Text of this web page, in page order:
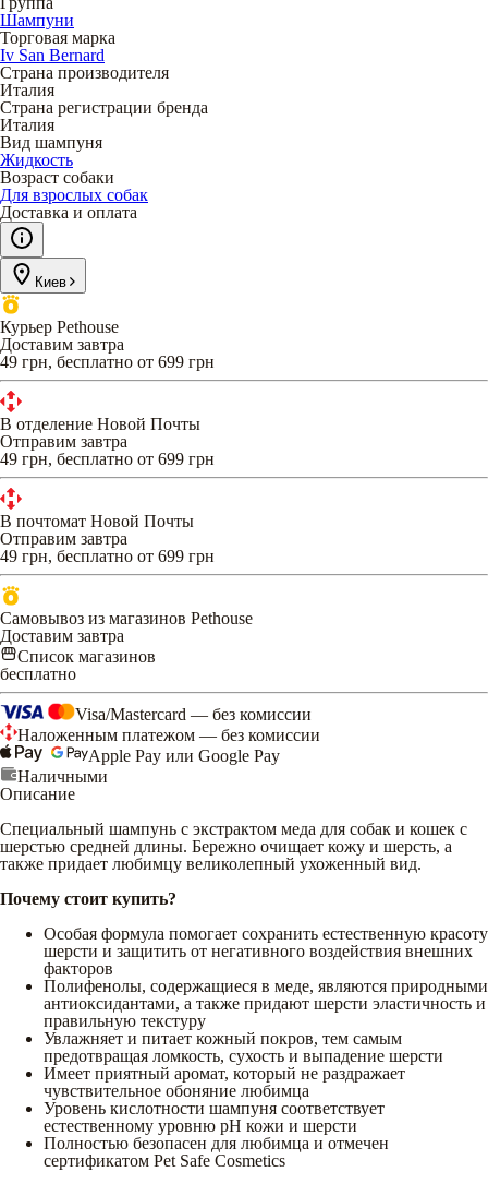
Шампуни
Торговая марка
Iv San Bernard
Страна производителя
Италия
Страна регистрации бренда
Италия
Вид шампуня
Жидкость
Возраст собаки
Для взрослых собак
Доставка и оплата
Киев
Курьер Pethouse
Доставим завтра
49 грн, бесплатно от 699 грн
В отделение Новой Почты
Отправим завтра
49 грн, бесплатно от 699 грн
В почтомат Новой Почты
Отправим завтра
49 грн, бесплатно от 699 грн
Самовывоз из магазинов Pethouse
Доставим завтра
Список магазинов
бесплатно
Visa/Mastercard — без комиссии
Наложенным платежом — без комиссии
Apple Pay или Google Pay
Наличными
Описание
Специальный шампунь с экстрактом меда для собак и кошек с
шерстью средней длины. Бережно очищает кожу и шерсть, а
также придает любимцу великолепный ухоженный вид.
Почему стоит купить?
Особая формула помогает сохранить естественную красоту
шерсти и защитить от негативного воздействия внешних
факторов
Полифенолы, содержащиеся в меде, являются природными
антиоксидантами, а также придают шерсти эластичность и
правильную текстуру
Увлажняет и питает кожный покров, тем самым
предотвращая ломкость, сухость и выпадение шерсти
Имеет приятный аромат, который не раздражает
чувствительное обоняние любимца
Уровень кислотности шампуня соответствует
естественному уровню рН кожи и шерсти
Полностью безопасен для любимца и отмечен
сертификатом Pet Safe Cosmetics